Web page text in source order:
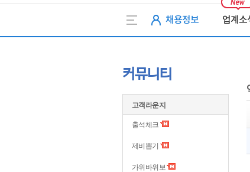
채용정보 업계소
커뮤니티
고객라운지
출석체크
제비뽑기
가위바위보